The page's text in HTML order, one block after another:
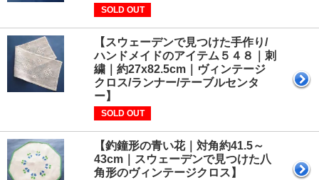
SOLD OUT
【スウェーデンで見つけた手作り/
ハンドメイドのアイテム５４８｜刺
繍｜約27x82.5cm｜ヴィンテージ
クロス/ランナー/テーブルセンタ
ー】
SOLD OUT
【釣鐘形の青い花｜対角約41.5～
43cm｜スウェーデンで見つけた八
角形のヴィンテージクロス】